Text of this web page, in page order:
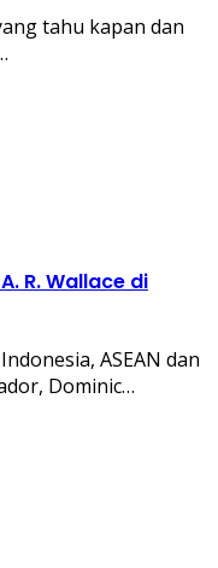
tahu kapan dan
R. Wallace di
ASEAN dan
Dominic…